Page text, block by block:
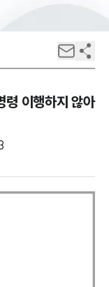
령 이행하지 않아